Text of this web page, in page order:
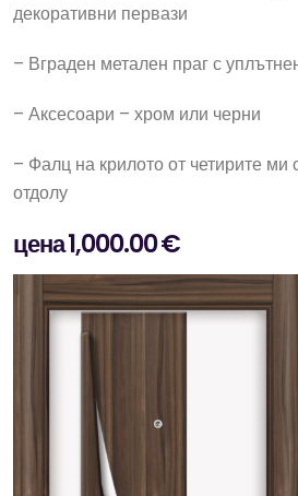
декоративни первази
– Вграден метален праг с
– Аксесоари – хром или черни
– Фалц на крилото от четирите ми
отдолу
цена 1,000.00 €